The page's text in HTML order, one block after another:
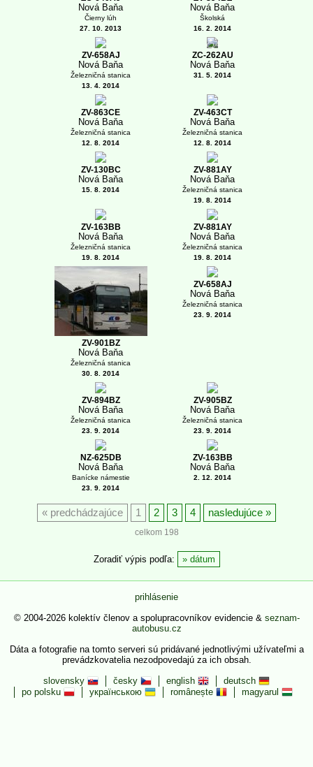
Nová Baňa
Čierny lúh
27. 10. 2013
Nová Baňa
Školská
16. 2. 2014
ZV-658AJ
Nová Baňa
Železničná stanica
13. 4. 2014
1
ZC-262AU
Nová Baňa
31. 5. 2014
ZV-863CE
Nová Baňa
Železničná stanica
12. 8. 2014
ZV-463CT
Nová Baňa
Železničná stanica
12. 8. 2014
ZV-130BC
Nová Baňa
15. 8. 2014
ZV-881AY
Nová Baňa
Železničná stanica
19. 8. 2014
ZV-163BB
Nová Baňa
Železničná stanica
19. 8. 2014
ZV-881AY
Nová Baňa
Železničná stanica
19. 8. 2014
ZV-901BZ
Nová Baňa
Železničná stanica
30. 8. 2014
ZV-658AJ
Nová Baňa
Železničná stanica
23. 9. 2014
ZV-894BZ
Nová Baňa
Železničná stanica
23. 9. 2014
ZV-905BZ
Nová Baňa
Železničná stanica
23. 9. 2014
NZ-625DB
Nová Baňa
Banícke námestie
23. 9. 2014
ZV-163BB
Nová Baňa
2. 12. 2014
predchádzajúce 1 2 3 4 nasledujúce
celkom 198
Zoradiť výpis podľa: dátum
prihlásenie
© 2004-2026 kolektív členov a spolupracovníkov evidencie & seznam-
autobusu.cz
Dáta a fotografie na tomto serveri sú pridávané jednotlivými užívateľmi a
prevádzkovatelia nezodpovedajú za ich obsah.
slovensky
česky english
deutsch
po polsku
українською românește magyarul